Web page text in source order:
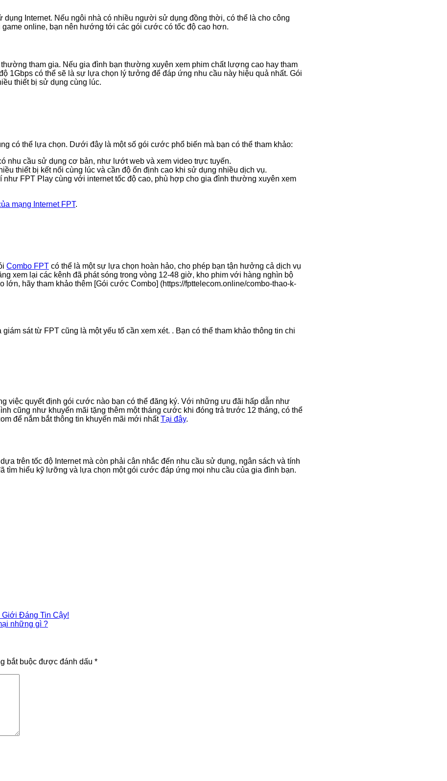
dụng Internet. Nếu ngôi nhà có nhiều người sử dụng đồng thời, có thể là cho công
online, bạn nên hướng tới các gói cước có tốc độ cao hơn.
tham gia. Nếu gia đình bạn thường xuyên xem phim chất lượng cao hay tham
1Gbps có thể sẽ là sự lựa chọn lý tưởng để đáp ứng nhu cầu này hiệu quả nhất. Gói
thiết bị sử dụng cùng lúc.
có thể lựa chọn. Dưới đây là một số gói cước phổ biến mà bạn có thể tham khảo:
nhu cầu sử dụng cơ bản, như lướt web và xem video trực tuyến.
thiết bị kết nối cùng lúc và cần độ ổn định cao khi sử dụng nhiều dịch vụ.
như FPT Play cùng với internet tốc độ cao, phù hợp cho gia đình thường xuyên xem
mạng Internet FPT.
Combo FPT có thể là một sự lựa chọn hoàn hảo, cho phép bạn tận hưởng cả dịch vụ
xem lại các kênh đã phát sóng trong vòng 12-48 giờ, kho phim với hàng nghìn bộ
hãy tham khảo thêm [Gói cước Combo] (https://fpttelecom.online/combo-thao-k-
sát từ FPT cũng là một yếu tố cần xem xét. . Bạn có thể tham khảo thông tin chi
việc quyết định gói cước nào bạn có thể đăng ký. Với những ưu đãi hấp dẫn như
cũng như khuyến mãi tặng thêm một tháng cước khi đóng trả trước 12 tháng, có thể
để nắm bắt thông tin khuyến mãi mới nhấtTại đây.
trên tốc độ Internet mà còn phải cân nhắc đến nhu cầu sử dụng, ngân sách và tính
tìm hiểu kỹ lưỡng và lựa chọn một gói cước đáp ứng mọi nhu cầu của gia đình bạn.
Giới Đáng Tin Cậy!
những gì ?
bắt buộc được đánh dấu *